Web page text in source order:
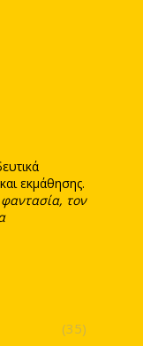
εκμάθησης.
τον
(35)